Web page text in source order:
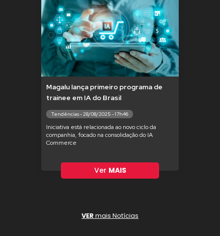
Magalu lança primeiro programa de
trainee em IA do Brasil
Tendências - 28/08/2025 - 17h46
Iniciativa está relacionada ao novo ciclo da
companhia, focado na consolidação do IA
Commerce
Ver MAIS
VER mais Notícias